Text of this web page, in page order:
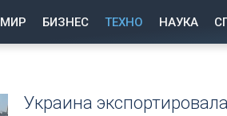
МИР БИЗНЕС ТЕХНО НАУКА
Украина